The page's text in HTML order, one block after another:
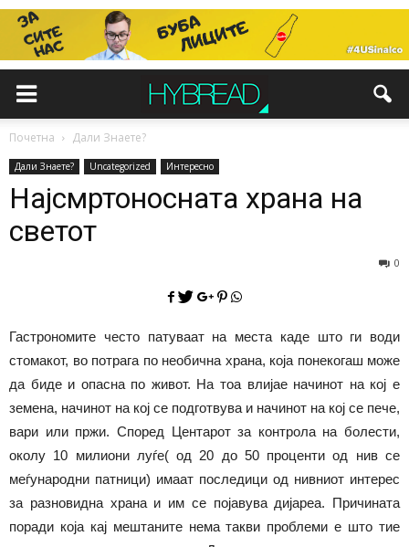
Почетна Дали Знаете?
Дали Знаете? Uncategorized Интересно
Најсмртоносната храна на
светот
0
Гастрономите често патуваат на места каде што ги води
стомакот, во потрага по необична храна, која понекогаш може
да биде и опасна по живот. На тоа влијае начинот на кој е
земена, начинот на кој се подготвува и начинот на кој се пече,
вари или пржи. Според Центарот за контрола на болести,
околу 10 милиони луѓе( од 20 до 50 проценти од нив се
меѓународни патници) имаат последици од нивниот интерес
за разновидна храна и им се појавува дијареа. Причината
поради која кај мештаните нема такви проблеми е што тие